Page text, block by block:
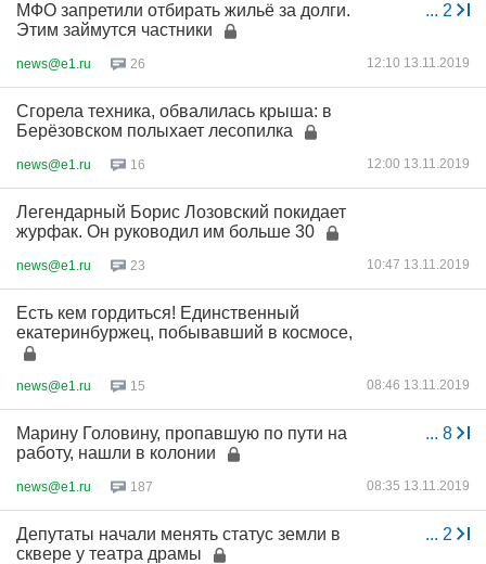
... 2
МФО запретили отбирать жильё за долги.
Этим займутся частники
news@e1.ru 26 12:10 13.11.2019
Сгорела техника, обвалилась крыша: в
Берёзовском полыхает лесопилка
news@e1.ru 16 12:00 13.11.2019
Легендарный Борис Лозовский покидает
журфак. Он руководил им больше 30
news@e1.ru 23 10:47 13.11.2019
Есть кем гордиться! Единственный
екатеринбуржец, побывавший в космосе,
news@e1.ru 15 08:46 13.11.2019
... 8
Марину Головину, пропавшую по пути на
работу, нашли в колонии
news@e1.ru 187 08:35 13.11.2019
... 2
Депутаты начали менять статус земли в
сквере у театра драмы